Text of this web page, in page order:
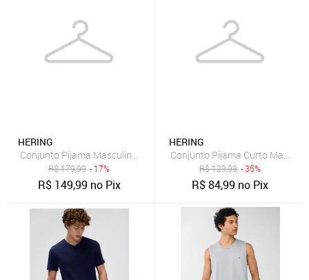
HERING
Conjunto Pijama Masculino Hering Cinza
R$179,99 - 17%
R$ 149,99 no Pix
HERING
Conjunto Pijama Curto
R$129,99 - 35%
R$84,99 no Pix